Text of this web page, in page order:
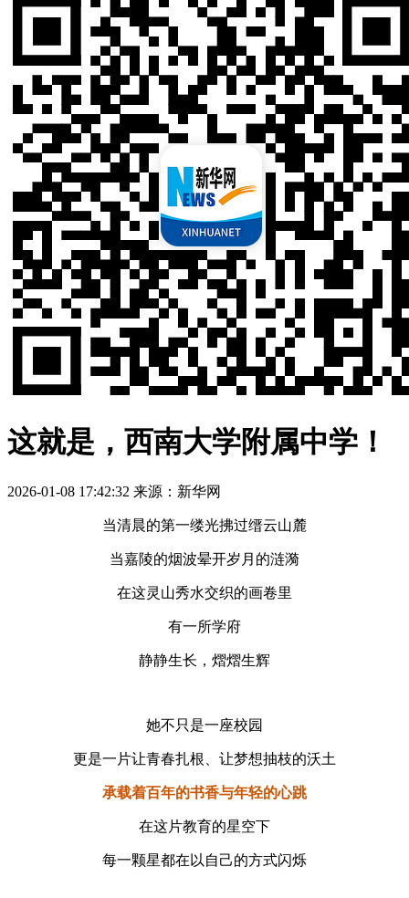
这就是，西南大学附属中学！
2026-01-08 17:42:32 来源：新华网
当清晨的第一缕光拂过缙云山麓
当嘉陵的烟波晕开岁月的涟漪
在这灵山秀水交织的画卷里
有一所学府
静静生长，熠熠生辉
她不只是一座校园
更是一片让青春扎根、让梦想抽枝的沃土
承载着百年的书香与年轻的心跳
在这片教育的星空下
每一颗星都在以自己的方式闪烁